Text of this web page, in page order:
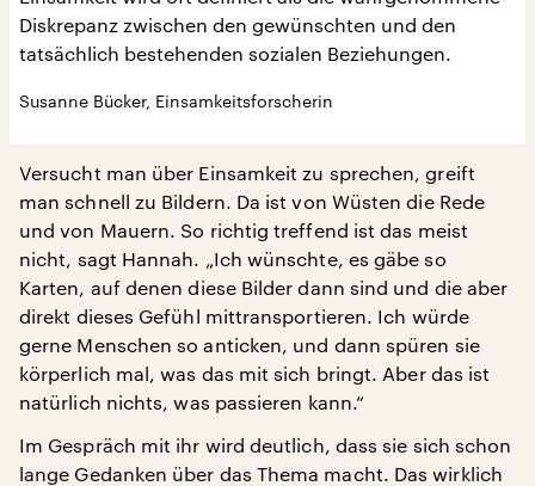
Diskrepanz zwischen den gewünschten und den
tatsächlich bestehenden sozialen Beziehungen.
Susanne Bücker, Einsamkeitsforscherin
Versucht man über Einsamkeit zu sprechen, greift
man schnell zu Bildern. Da ist von Wüsten die Rede
und von Mauern. So richtig treffend ist das meist
nicht, sagt Hannah. „Ich wünschte, es gäbe so
Karten, auf denen diese Bilder dann sind und die aber
direkt dieses Gefühl mittransportieren. Ich würde
gerne Menschen so anticken, und dann spüren sie
körperlich mal, was das mit sich bringt. Aber das ist
natürlich nichts, was passieren kann.“
Im Gespräch mit ihr wird deutlich, dass sie sich schon
lange Gedanken über das Thema macht. Das wirklich